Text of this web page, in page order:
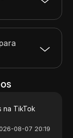
na TikTok
08-07 20:19